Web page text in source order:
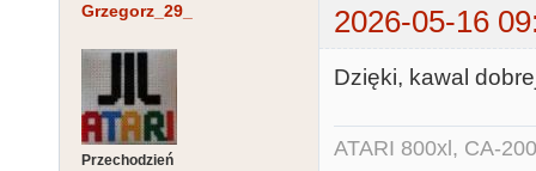
Grzegorz_29_ 2026-05-16
Przechodzień
Dzięki, kawal
ATARI 800xl, CA-